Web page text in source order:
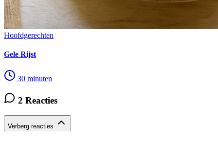
Hoofdgerechten
Gele Rijst
30 minuten
2 Reacties
Verberg reacties